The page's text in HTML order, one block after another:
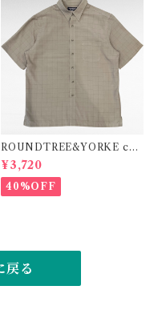
ROUNDTREE&YORKE che
ck design modal polyester
shirt
¥3,720
40%OFF
戻る